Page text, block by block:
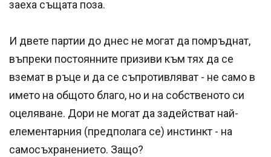
заеха същата поза.
И двете партии до днес не могат да помръднат,
въпреки постоянните призиви към тях да се
вземат в ръце и да се съпротивляват - не само в
името на общото благо, но и на собственото си
оцеляване. Дори не могат да задействат най-
елементарния (предполага се) инстинкт - на
самосъхранението. Защо?